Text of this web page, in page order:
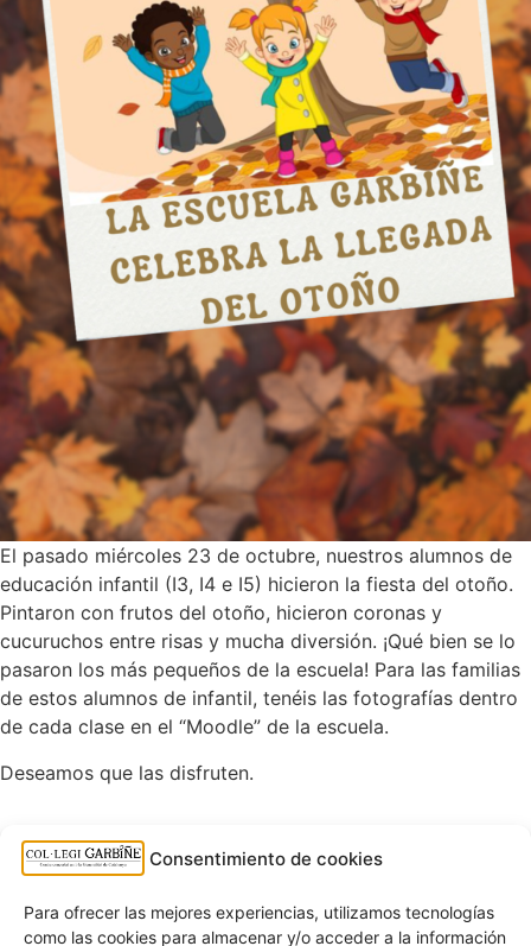
Consentimiento de cookies
Para ofrecer las mejores experiencias, utilizamos tecnologías
como las cookies para almacenar y/o acceder a la información
El pasado miércoles 23 de octubre, nuestros alumnos de
educación infantil (I3, I4 e I5) hicieron la fiesta del otoño.
Pintaron con frutos del otoño, hicieron coronas y
cucuruchos entre risas y mucha diversión. ¡Qué bien se lo
pasaron los más pequeños de la escuela! Para las familias
de estos alumnos de infantil, tenéis las fotografías dentro
de cada clase en el “Moodle” de la escuela.
Deseamos que las disfruten.
Altres notícies
ESCUELA DE VERANO 25-26
25 de junio de 2026
¡BUENAS VACACIONES DE VERANO!